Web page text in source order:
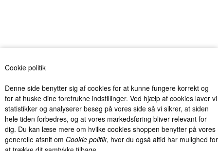
Cookie politik
Denne side benytter sig af cookies for at kunne fungere korrekt og
for at huske dine foretrukne indstillinger. Ved hjælp af cookies laver vi
statistikker og analyserer besøg på vores side så vi sikrer, at siden
hele tiden forbedres, og at vores markedsføring bliver relevant for
dig. Du kan læse mere om hvilke cookies shoppen benytter på vores
generelle afsnit om Cookie politik, hvor du også altid har mulighed for
Billig levering fra kun 40 kr. med Postnord og DAO og fri fragt over
1000 kr. (Gælder kun Danmark).